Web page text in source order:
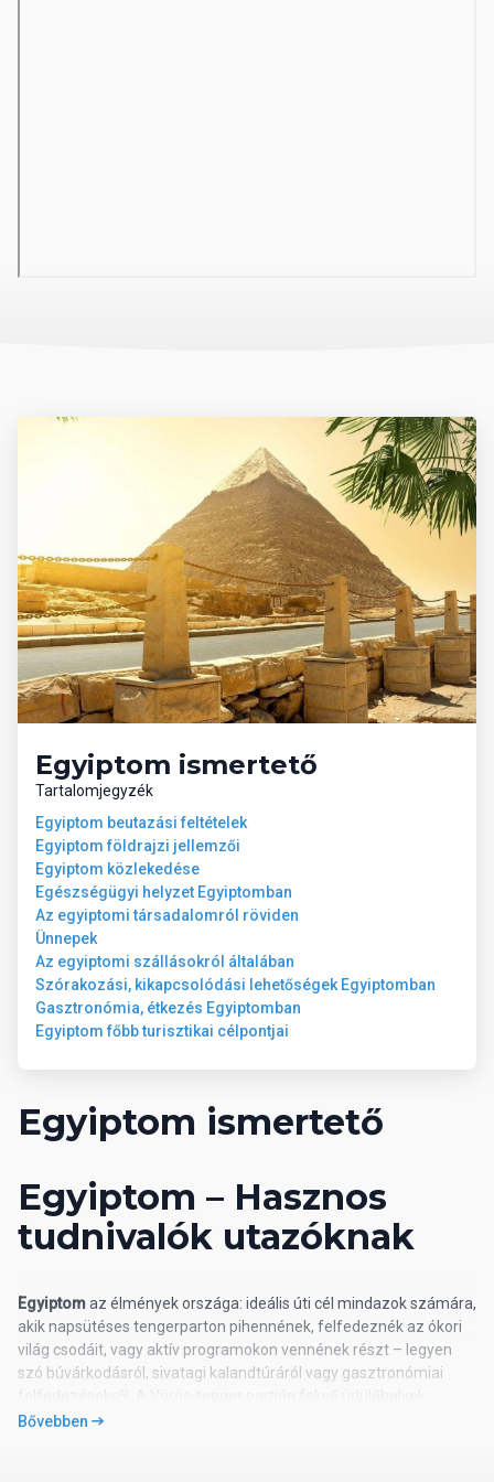
Egyiptom ismertető
Tartalomjegyzék
Egyiptom beutazási feltételek
Egyiptom földrajzi jellemzői
Egyiptom közlekedése
Egészségügyi helyzet Egyiptomban
Az egyiptomi társadalomról röviden
Ünnepek
Az egyiptomi szállásokról általában
Szórakozási, kikapcsolódási lehetőségek Egyiptomban
Gasztronómia, étkezés Egyiptomban
Egyiptom főbb turisztikai célpontjai
Egyiptom ismertető
Egyiptom – Hasznos
tudnivalók utazóknak
Egyiptomaz élmények országa: ideális úti cél mindazok számára,
akik napsütéses tengerparton pihennének, felfedeznék az ókori
világ csodáit, vagy aktív programokon vennének részt – legyen
szó búvárkodásról, sivatagi kalandtúráról vagy gasztronómiai
(például Hurghada, Makadi Bay vagy Sharm el-Sheikh) egész
Bővebben